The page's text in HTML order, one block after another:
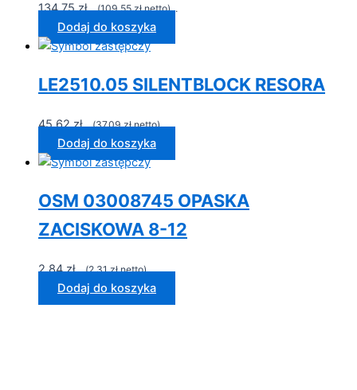
134,75zł ...(109,55złnetto)...
Dodaj do koszyka
LE2510.05 SILENTBLOCK RESORA
45,62zł ...(37,09złnetto)...
Dodaj do koszyka
OSM 03008745 OPASKA
ZACISKOWA 8-12
2,84zł ...(2,31złnetto)...
Dodaj do koszyka